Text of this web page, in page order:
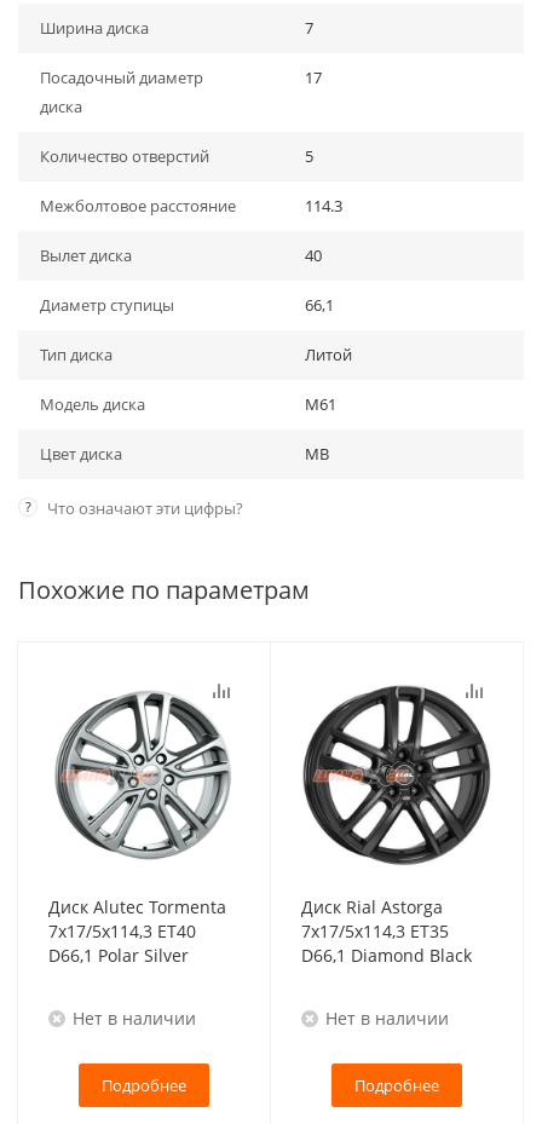
Ширина диска 7
Посадочный диаметр
диска
17
Количество отверстий 5
Межболтовое расстояние 114.3
Вылет диска 40
Диаметр ступицы 66,1
Тип диска Литой
Модель диска M61
Цвет диска MB
? Что означают эти цифры?
Похожие по параметрам
Диск Alutec Tormenta
7x17/5x114,3 ET40
D66,1 Polar Silver
Нет в наличии
Подробнее
Диск Rial Astorga
7x17/5x114,3 ET35
D66,1 Diamond Black
Нет в наличии
Подробнее